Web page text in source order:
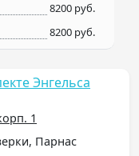
8200 руб.
8200 руб.
Энгельса
1
Парнас